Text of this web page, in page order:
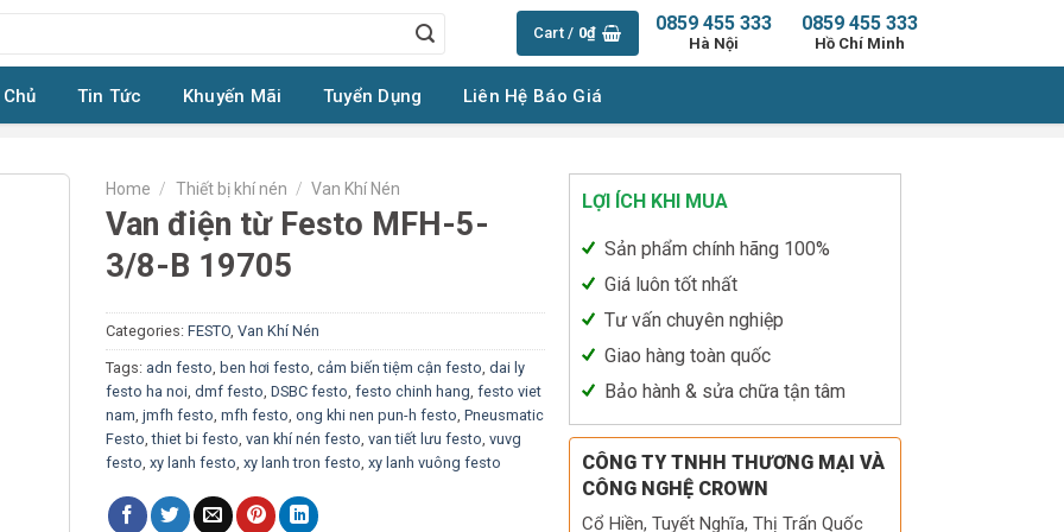
Cart / 0₫ 0859 455 333
Hồ Chí Minh
0859 455 333
Hà Nội
Tin Tức Khuyến Mãi Tuyển Dụng Liên Hệ Báo Giá
Home / Thiết bị khí nén / Van Khí Nén
Van điện từ Festo MFH-5-
3/8-B 19705
Categories:FESTO ,Van Khí Nén
Tags: adn festo ben hơi festo ,cảm biến tiệm cận festo ,dai ly
festo ha noi ,dmf festo ,DSBC festo ,festo chinh hang ,festo viet
nam ,jmfh festo ,mfh festo ,ong khi nen pun-h festo ,Pneusmatic
Festo ,thiet bi festo ,van khí nén festo ,van tiết lưu festo ,vuvg
festo ,xy lanh festo ,xy lanh tron festo ,xy lanh vuông festo
LỢI ÍCH KHI MUA
Sản phẩm chính hãng 100%
Giá luôn tốt nhất
Tư vấn chuyên nghiệp
Giao hàng toàn quốc
Bảo hành & sửa chữa tận tâm
CÔNG TY TNHH THƯƠNG MẠI VÀ
CÔNG NGHỆ CROWN
Cổ Hiền, Tuyết Nghĩa, Thị Trấn Quốc